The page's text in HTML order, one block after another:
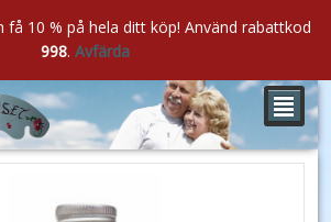
²
få 10 % på hela ditt köp! Använd rabattkod
998. Avfärda